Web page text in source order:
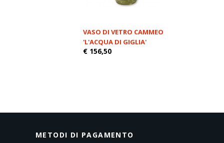
VASO DI VETRO CAMMEO
'L'ACQUA DI GIGLIA'
€ 156,50
METODI DI PAGAMENTO